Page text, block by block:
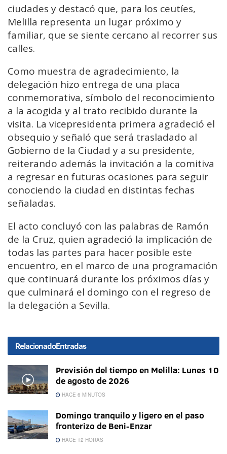
ciudades y destacó que, para los ceutíes,
Melilla representa un lugar próximo y
familiar, que se siente cercano al recorrer sus
calles.
Como muestra de agradecimiento, la
delegación hizo entrega de una placa
conmemorativa, símbolo del reconocimiento
a la acogida y al trato recibido durante la
visita. La vicepresidenta primera agradeció el
obsequio y señaló que será trasladado al
Gobierno de la Ciudad y a su presidente,
reiterando además la invitación a la comitiva
a regresar en futuras ocasiones para seguir
conociendo la ciudad en distintas fechas
señaladas.
El acto concluyó con las palabras de Ramón
de la Cruz, quien agradeció la implicación de
todas las partes para hacer posible este
encuentro, en el marco de una programación
que continuará durante los próximos días y
que culminará el domingo con el regreso de
la delegación a Sevilla.
RelacionadoEntradas
Previsión del tiempo en Melilla: Lunes 10
de agosto de 2026
HACE 6 MINUTOS
Domingo tranquilo y ligero en el paso
fronterizo de Beni-Enzar
HACE 12 HORAS